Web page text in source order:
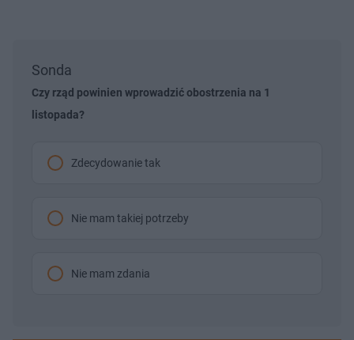
Sonda
Czy rząd powinien wprowadzić obostrzenia na 1
listopada?
Zdecydowanie tak
Nie mam takiej potrzeby
Nie mam zdania